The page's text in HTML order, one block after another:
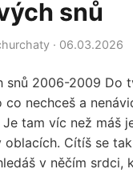
snů
· 06.03.2026
snů 2006-2009 Do
co nechceš a
tam víc než máš
oblacích. Cítíš se
v něčím srdci,